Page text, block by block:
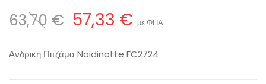
63,70 € 57,33 € με ΦΠΑ
Ανδρική Πιτζάμα Noidinotte FC2724